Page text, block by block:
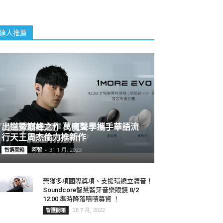
人推薦
出道暨巔峰之作 萬魔聲學攜手華語流
行天王周杰倫力推新作
智選開箱 阿智 - 31 1 月, 2023
榮獲多項國際獎項、支援環繞立體音！
Soundcore智慧藍牙音樂眼鏡 8/2
12:00 準時降落嘖嘖募資 ！
智選開箱 28 7 月, 2022